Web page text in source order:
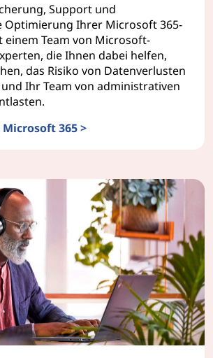
Support und
Optimierung Ihrer Microsoft 365-
einem Team von Microsoft-
die Ihnen dabei helfen,
das Risiko von Datenverlusten
Ihr Team von administrativen
365 >